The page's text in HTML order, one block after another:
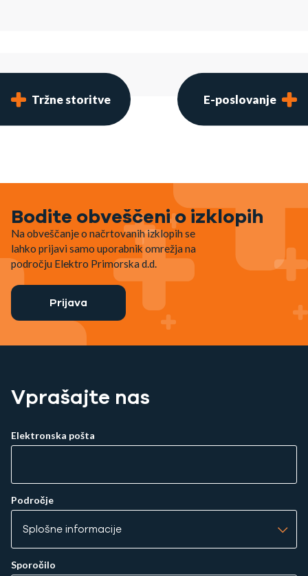
Tržne storitve E-poslovanje
Bodite obveščeni o izklopih
Na obveščanje o načrtovanih izklopih se
lahko prijavi samo uporabnik omrežja na
področju Elektro Primorska d.d.
Prijava
Vprašajte nas
Elektronska pošta
Področje
Sporočilo